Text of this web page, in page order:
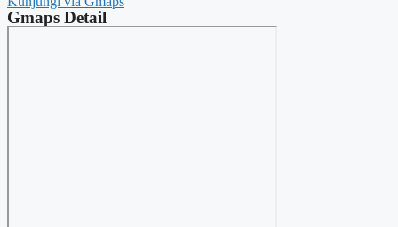
Gmaps Detail